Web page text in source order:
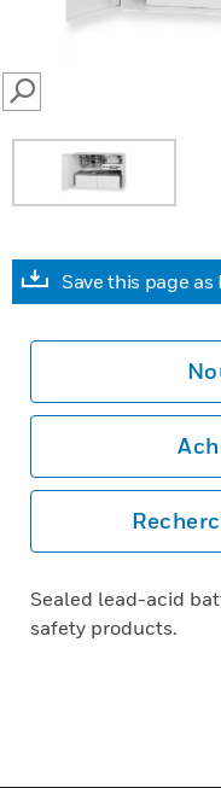
SEARCH
Save this page as
Sealed lead-acid
safety products.